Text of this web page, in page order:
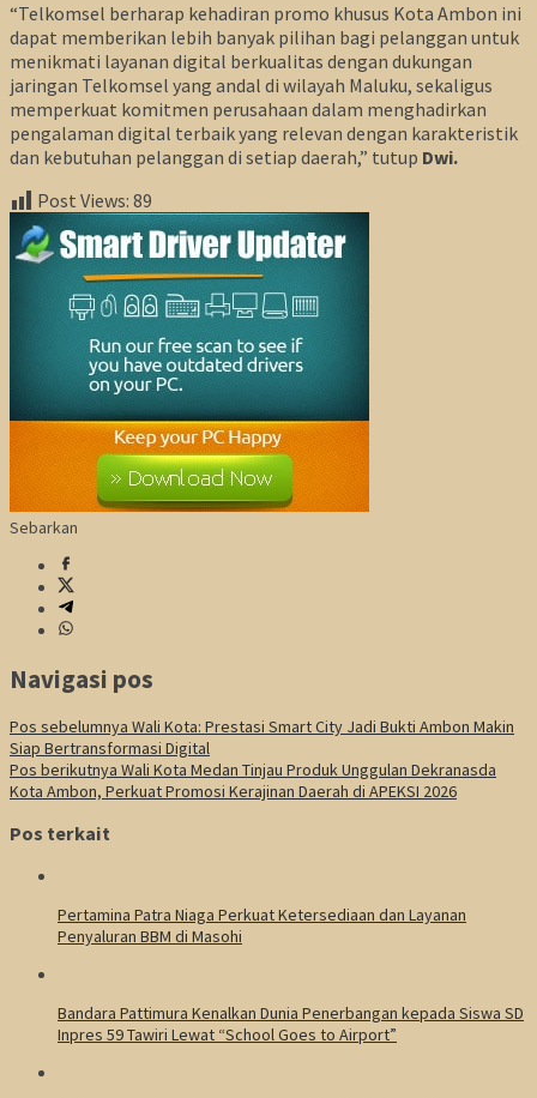
“Telkomsel berharap kehadiran promo khusus Kota Ambon ini
dapat memberikan lebih banyak pilihan bagi pelanggan untuk
menikmati layanan digital berkualitas dengan dukungan
jaringan Telkomsel yang andal di wilayah Maluku, sekaligus
memperkuat komitmen perusahaan dalam menghadirkan
pengalaman digital terbaik yang relevan dengan karakteristik
dan kebutuhan pelanggan di setiap daerah,” tutup Dwi.
Post Views: 89
Sebarkan
Navigasi pos
Pos sebelumnya Wali Kota: Prestasi Smart City Jadi Bukti Ambon Makin
Siap Bertransformasi Digital
Pos berikutnya Wali Kota Medan Tinjau Produk Unggulan Dekranasda
Kota Ambon, Perkuat Promosi Kerajinan Daerah di APEKSI 2026
Pos terkait
Pertamina Patra Niaga Perkuat Ketersediaan dan Layanan
Penyaluran BBM di Masohi
Bandara Pattimura Kenalkan Dunia Penerbangan kepada Siswa SD
Inpres 59 Tawiri Lewat “School Goes to Airport”